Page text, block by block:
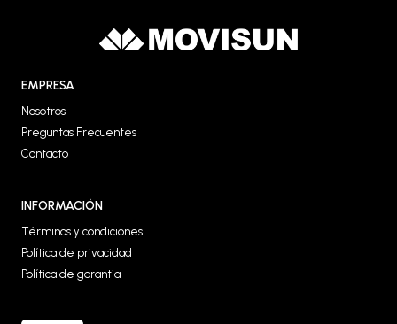
EMPRESA
Nosotros
Preguntas Frecuentes
Contacto
INFORMACIÓN
Términos y condiciones
Política de privacidad
Política de garantia